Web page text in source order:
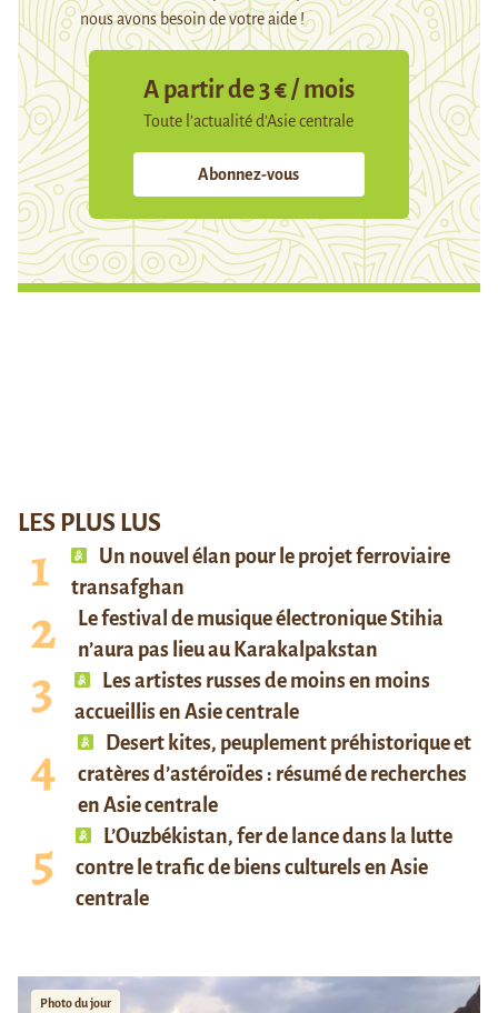
nous avons besoin de votre aide !
A partir de 3 € / mois
Toute l’actualité d’Asie centrale
Abonnez-vous
LES PLUS LUS
Un nouvel élan pour le projet ferroviaire
transafghan
Le festival de musique électronique Stihia
n’aura pas lieu au Karakalpakstan
Les artistes russes de moins en moins
accueillis en Asie centrale
Desert kites, peuplement préhistorique et
cratères d’astéroïdes : résumé de recherches
en Asie centrale
L’Ouzbékistan, fer de lance dans la lutte
contre le trafic de biens culturels en Asie
centrale
Photo du jour